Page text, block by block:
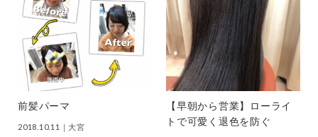
前髪パーマ
2018.10.11 ｜大宮
【早朝から営業】ローライ
トで可愛く退色を防ぐ